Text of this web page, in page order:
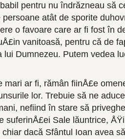
pentru nu îndrăzneau să
atât de sporite
o favoare care ar fi fost în
vanitoasă, pentru că de
lui Dumnezeu. Putem vedea
mari ar fi, rămân fiinÅ£e
lor. Trebuie să ne
nefiind în stare să
suferinÅ£ei Sale lăuntrice,
dacă Sfântul Ioan avea